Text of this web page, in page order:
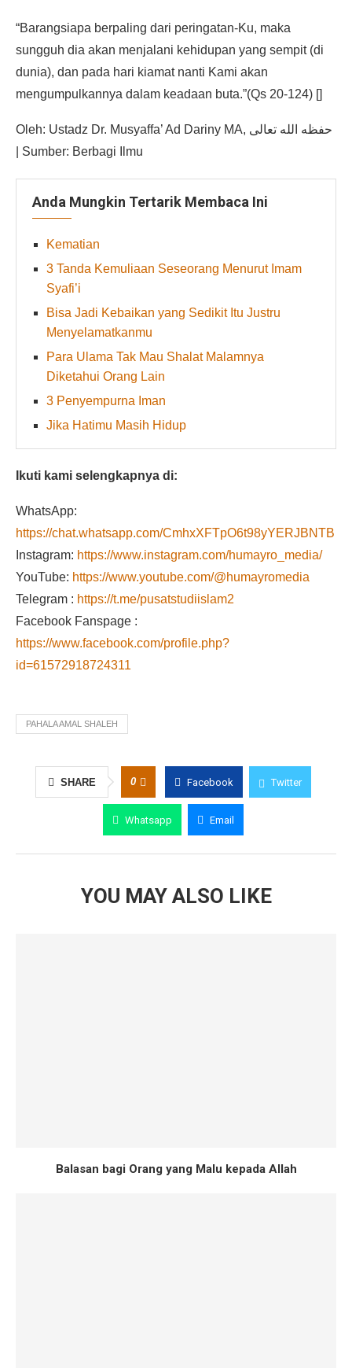
“Barangsiapa berpaling dari peringatan-Ku, maka
sungguh dia akan menjalani kehidupan yang sempit (di
dunia), dan pada hari kiamat nanti Kami akan
mengumpulkannya dalam keadaan buta.”(Qs 20-124) []
Oleh: Ustadz Dr. Musyaffa’ Ad Dariny MA, حفظه الله تعالى
| Sumber: Berbagi Ilmu
Anda Mungkin Tertarik Membaca Ini
Kematian
3 Tanda Kemuliaan Seseorang Menurut Imam
Syafi’i
Bisa Jadi Kebaikan yang Sedikit Itu Justru
Menyelamatkanmu
Para Ulama Tak Mau Shalat Malamnya
Diketahui Orang Lain
3 Penyempurna Iman
Jika Hatimu Masih Hidup
Ikuti kami selengkapnya di:
WhatsApp:
https://chat.whatsapp.com/CmhxXFTpO6t98yYERJBNTB
Instagram: https://www.instagram.com/humayro_media/
YouTube: https://www.youtube.com/@humayromedia
Telegram : https://t.me/pusatstudiislam2
Facebook Fanspage :
https://www.facebook.com/profile.php?
id=61572918724311
PAHALA AMAL SHALEH
SHARE 0 Facebook Twitter
Whatsapp Email
YOU MAY ALSO LIKE
Balasan bagi Orang yang Malu kepada Allah